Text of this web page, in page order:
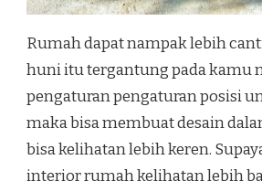
Rumah dapat nampak lebih
huni itu tergantung pada kamu
pengaturan pengaturan posisi
maka bisa membuat desain
bisa kelihatan lebih keren.
interior rumah kelihatan lebih